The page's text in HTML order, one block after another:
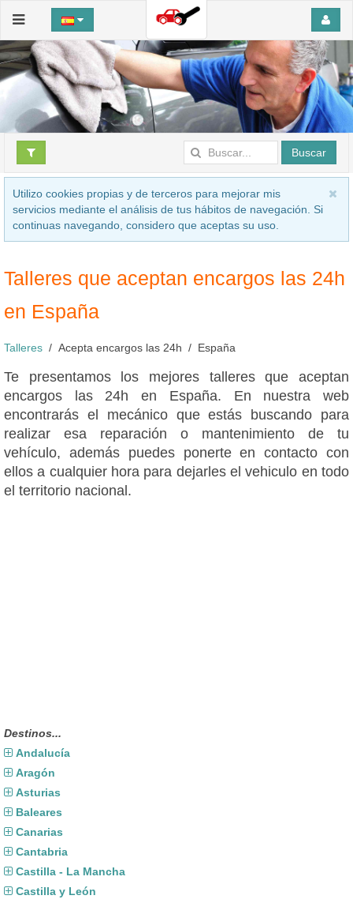
Buscar
Utilizo cookies propias y de terceros para mejorar mis
servicios mediante el análisis de tus hábitos de navegación. Si
continuas navegando, considero que aceptas su uso.
Talleres que aceptan encargos las 24h
en España
Talleres Acepta encargos las 24h España
Te presentamos los mejores talleres que aceptan
encargos las 24h en España. En nuestra web
encontrarás el mecánico que estás buscando para
realizar esa reparación o mantenimiento de tu
vehículo, además puedes ponerte en contacto con
ellos a cualquier hora para dejarles el vehiculo en todo
el territorio nacional.
Destinos...
Andalucía
Aragón
Asturias
Baleares
Canarias
Cantabria
Castilla - La Mancha
Castilla y León